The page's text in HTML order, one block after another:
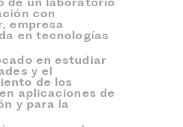
con
empresa
en tecnologías
en estudiar
y el
de los
aplicaciones de
y para la